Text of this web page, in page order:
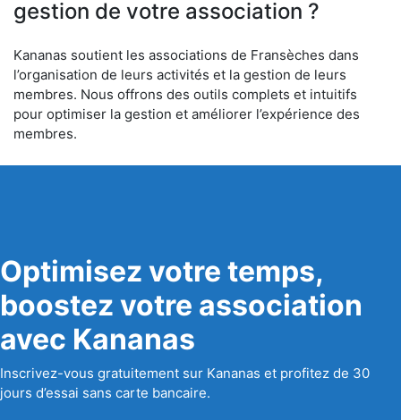
gestion de votre association ?
Kananas soutient les associations de Fransèches dans
l’organisation de leurs activités et la gestion de leurs
membres. Nous offrons des outils complets et intuitifs
pour optimiser la gestion et améliorer l’expérience des
membres.
Optimisez votre temps,
boostez votre association
avec Kananas
Inscrivez-vous gratuitement sur Kananas et profitez de 30
jours d’essai sans carte bancaire.